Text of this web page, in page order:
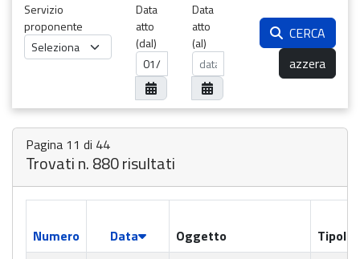
Servizio
proponente
Data
atto
(dal)
Data
atto
(al)
CERCA
azzera
Pagina 11 di 44
Trovati n. 880 risultati
Numero Data Oggetto